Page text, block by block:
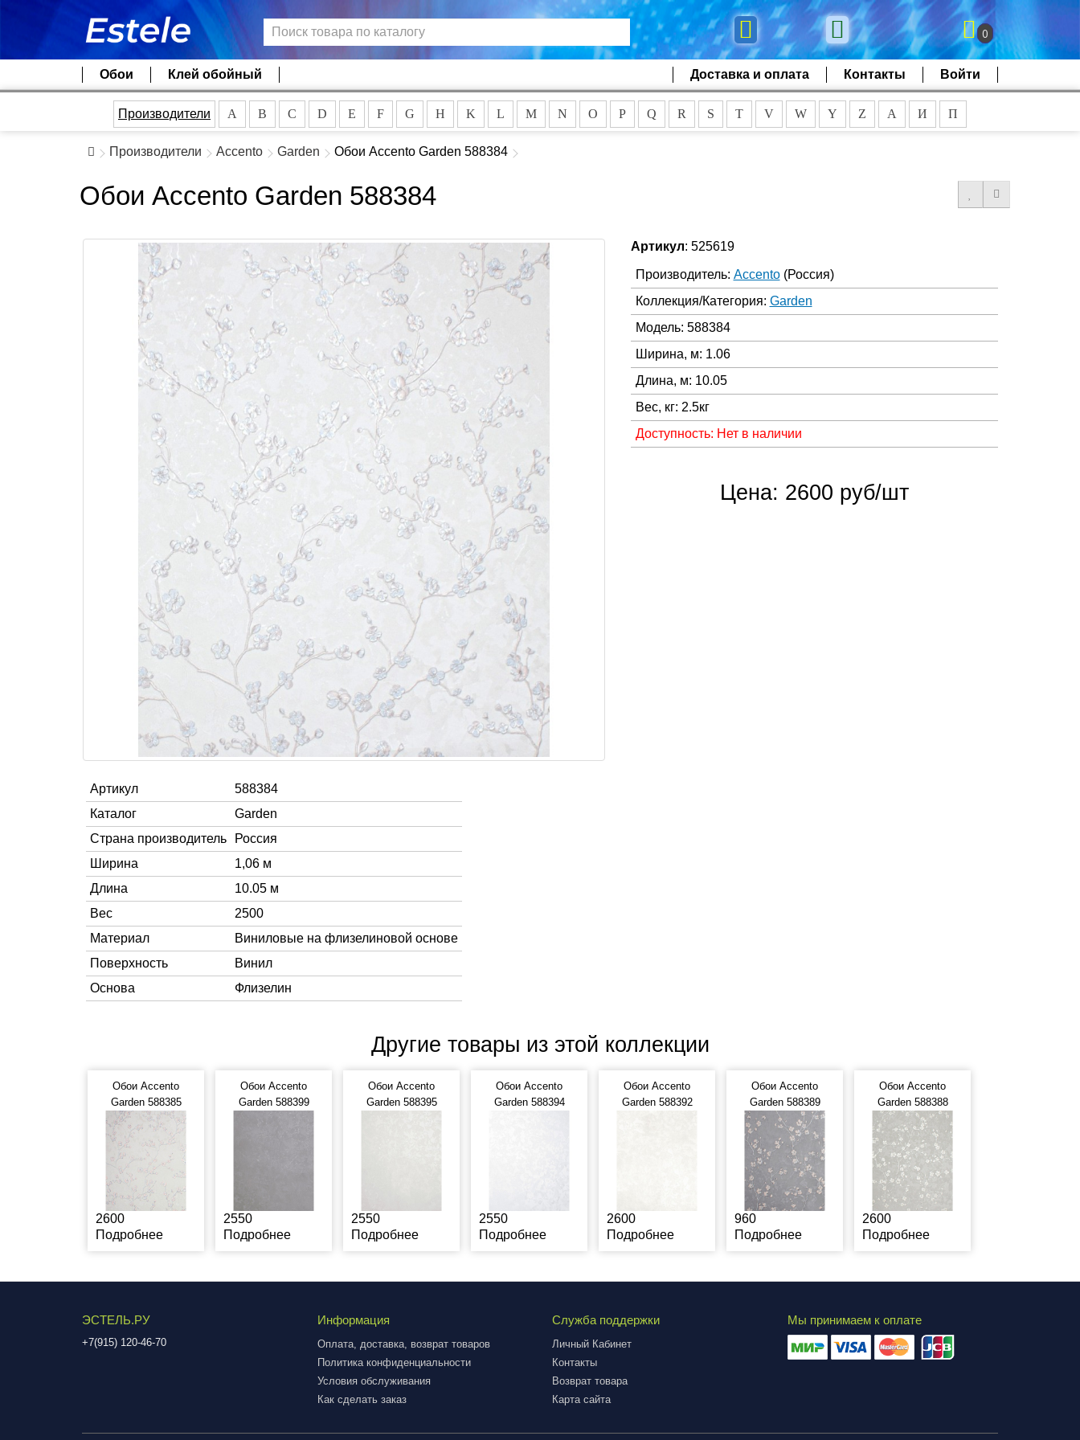
0
Обои Клей обойный Доставка и оплата Контакты Войти
Производители A B C D E F G H K L M N O P Q R S T V W Y Z А И П
Производители Accento Garden Обои Accento Garden 588384
Обои Accento Garden 588384
Артикул: 525619
Производитель: Accento (Россия)
Коллекция/Категория: Garden
Модель: 588384
Ширина, м: 1.06
Длина, м: 10.05
Вес, кг: 2.5кг
Доступность: Нет в наличии
Цена: 2600 руб/шт
Артикул
588384
Каталог
Garden
Страна производитель
Россия
Ширина
1,06 м
Длина
10.05 м
Вес
2500
Материал
Виниловые на флизелиновой основе
Поверхность
Винил
Основа
Флизелин
Другие товары из этой коллекции
Обои Accento
Garden 588385
2600
Подробнее
Обои Accento
Garden 588399
2550
Подробнее
Обои Accento
Garden 588395
2550
Подробнее
Обои Accento
Garden 588394
2550
Подробнее
Обои Accento
Garden 588392
2600
Подробнее
Обои Accento
Garden 588389
960
Подробнее
Обои Accento
Garden 588388
2600
Подробнее
ЭСТЕЛЬ.РУ
+7(915) 120-46-70
Информация
Оплата, доставка, возврат товаров
Политика конфиденциальности
Условия обслуживания
Как сделать заказ
Служба поддержки
Личный Кабинет
Контакты
Возврат товара
Карта сайта
Мы принимаем к оплате